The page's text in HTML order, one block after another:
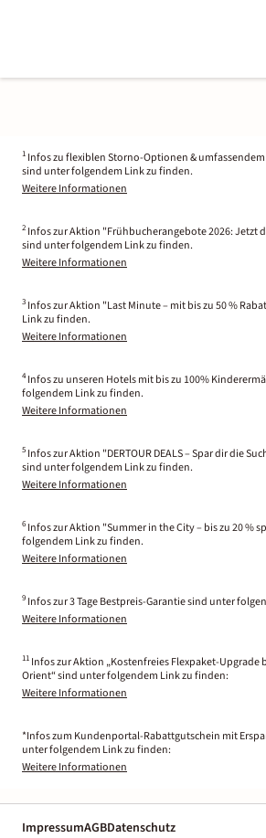
1 Infos zu flexiblen Storno-Optionen &
sind unter folgendem Link zu finden.
Weitere Informationen
2 Infos zur Aktion "Frühbucherangebote 2026: Jetzt
sind unter folgendem Link zu finden.
Weitere Informationen
3 Infos zur Aktion "Last Minute – mit bis zu 50 %
Link zu finden.
Weitere Informationen
4 Infos zu unseren Hotels mit bis zu 100%
folgendem Link zu finden.
Weitere Informationen
5 Infos zur Aktion "DERTOUR DEALS – Spar dir die
sind unter folgendem Link zu finden.
Weitere Informationen
6 Infos zur Aktion "Summer in the City – bis zu 20 %
folgendem Link zu finden.
Weitere Informationen
9 Infos zur 3 Tage Bestpreis-Garantie sind unter
Weitere Informationen
11 Infos zur Aktion „Kostenfreies Flexpaket-Upgrade
Orient“ sind unter folgendem Link zu finden:
Weitere Informationen
*Infos zum Kundenportal-Rabattgutschein mit
unter folgendem Link zu finden:
Weitere Informationen
ImpressumAGBDatenschutz